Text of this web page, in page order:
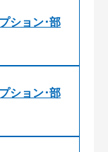
ション･部
ション･部